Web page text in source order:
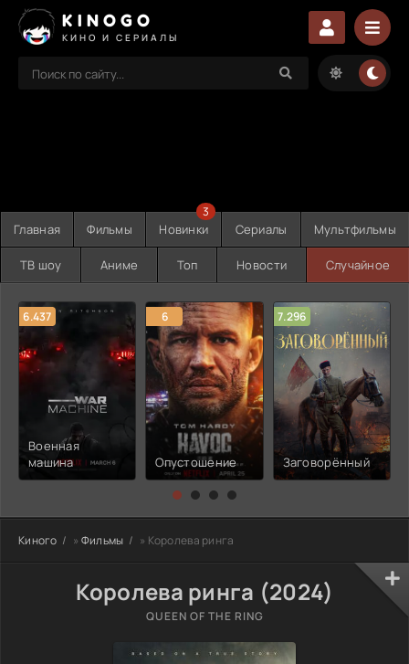
KINOGO
КИНО И СЕРИАЛЫ
Главная Фильмы Новинки
3
Сериалы Мультфильмы
ТВ шоу Аниме Топ Новости Случайное
6.437
Военная
машина
6
Опустошение
7.296
Заговорённый
Киного » Фильмы » Королева ринга
Королева ринга (2024)
QUEEN OF THE RING